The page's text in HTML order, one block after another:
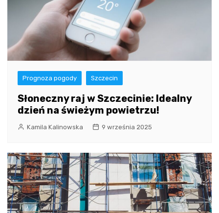
Prognoza pogody Szczecin
Słoneczny raj w Szczecinie: Idealny
dzień na świeżym powietrzu!
Kamila Kalinowska 9 września 2025